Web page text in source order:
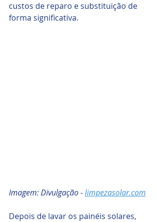
custos de reparo e substituição de
forma significativa.
Imagem: Divulgação - limpezasolar.com
Depois de lavar os painéis solares,